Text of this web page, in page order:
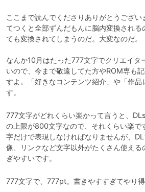
ここまで読んでくださりありがとうござい
てつくと全部ずんだもんに脳内変換される
ても変換されてしまうのだ。大変なのだ。
なんか10月はたった777文字でクリエイタ
いので、今まで敬遠してた方やROM専も
すよ。「好きなコンテンツ紹介」や「作
す。
777文字がどれくらい楽かって言うと、
の上限が800文字なので、それくらい楽で
字だけで表現しなければなりませんが、
像、リンクなど文字以外がたくさん使える
ぎやすいです。
777文字で、777pt。書きやすすぎてやり得